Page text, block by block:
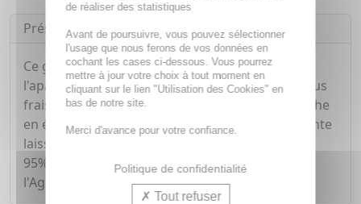
Présentation
Ce gel à l'Aloe vera bio apporte l'hydratation et
l'apaisement au visage, corps, cheveux. Fait du jus
frais d'Aloe vera, le gel est considérablement riche
en éléments nutritifs. Sa texture aérée et fondante
laisse un film protecteur à la surface de la peau.
95% du total des ingrédients sont issus de
l'Agriculture Biologique.
de réaliser des statistiques
Avant de poursuivre, vous pouvez sélectionner
l'usage que nous ferons de vos données en
cochant les cases ci-dessous. Vous pourrez
mettre à jour votre choix à tout moment en
cliquant sur le lien "Utilisation des Cookies" en
bas de notre site.
Merci d'avance pour votre confiance.
Politique de confidentialité
Tout refuser